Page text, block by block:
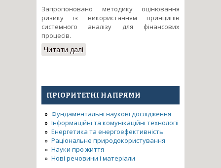
Запропоновано методику оцінювання
ризику із використанням принципів
системного аналізу для фінансових
процесів.
Читати далі
системного аналізу,
ПРІОРИТЕТНІ НАПРЯМИ
Фундаментальні наукові дослідження
Інформаційні та комунікаційні технології
Енергетика та енергоефективність
Раціональне природокористування
Науки про життя
Нові речовини і матеріали